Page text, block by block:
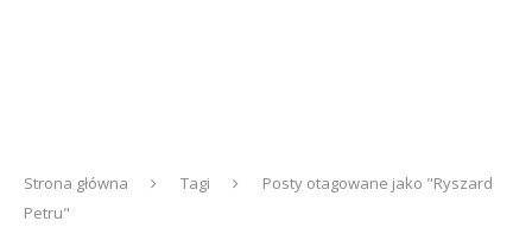
Strona główna Tagi
Posty otagowane jako "Ryszard
Petru"